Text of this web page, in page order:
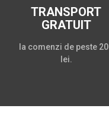
TRANSPORT
GRATUIT
la comenzi de peste
lei.